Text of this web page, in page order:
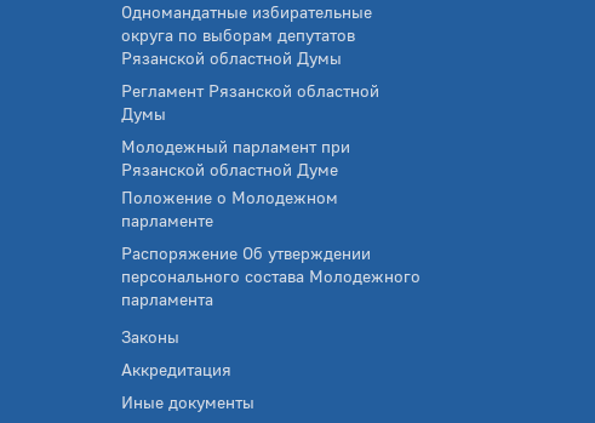
Одномандатные избирательные
округа по выборам депутатов
Рязанской областной Думы
Регламент Рязанской областной
Думы
Молодежный парламент при
Рязанской областной Думе
Положение о Молодежном
парламенте
Распоряжение Об утверждении
персонального состава Молодежного
парламента
Законы
Аккредитация
Иные документы